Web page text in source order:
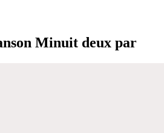
Minuit deux par